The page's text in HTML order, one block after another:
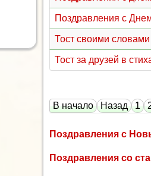
Поздравления с
Тост своими словами
Тост за друзей в
В начало
Назад 1
Поздравления с
Поздравления со